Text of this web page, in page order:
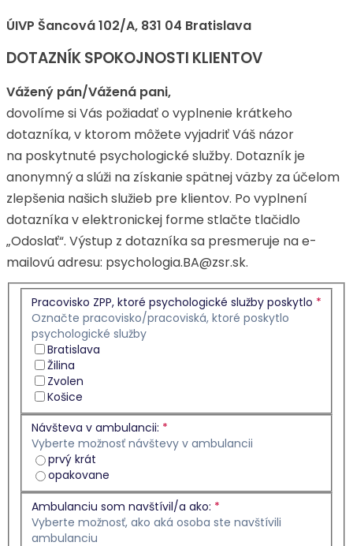
ÚIVP Šancová 102/A, 831 04 Bratislava
DOTAZNÍK SPOKOJNOSTI KLIENTOV
Vážený pán/Vážená pani,
dovolíme si Vás požiadať o vyplnenie krátkeho
dotazníka, v ktorom môžete vyjadriť Váš názor
na poskytnuté psychologické služby. Dotazník je
anonymný a slúži na získanie spätnej väzby za účelom
zlepšenia našich služieb pre klientov. Po vyplnení
dotazníka v elektronickej forme stlačte tlačidlo
„Odoslať“. Výstup z dotazníka sa presmeruje na e-
mailovú adresu: psychologia.BA@zsr.sk.
Pracovisko ZPP, ktoré psychologické služby poskytlo *
Označte pracovisko/pracoviská, ktoré poskytlo
psychologické služby
Bratislava
Žilina
Zvolen
Košice
Návšteva v ambulancii: *
Vyberte možnosť návštevy v ambulancii
prvý krát
opakovane
Ambulanciu som navštívil/a ako: *
Vyberte možnosť, ako aká osoba ste navštívili
ambulanciu